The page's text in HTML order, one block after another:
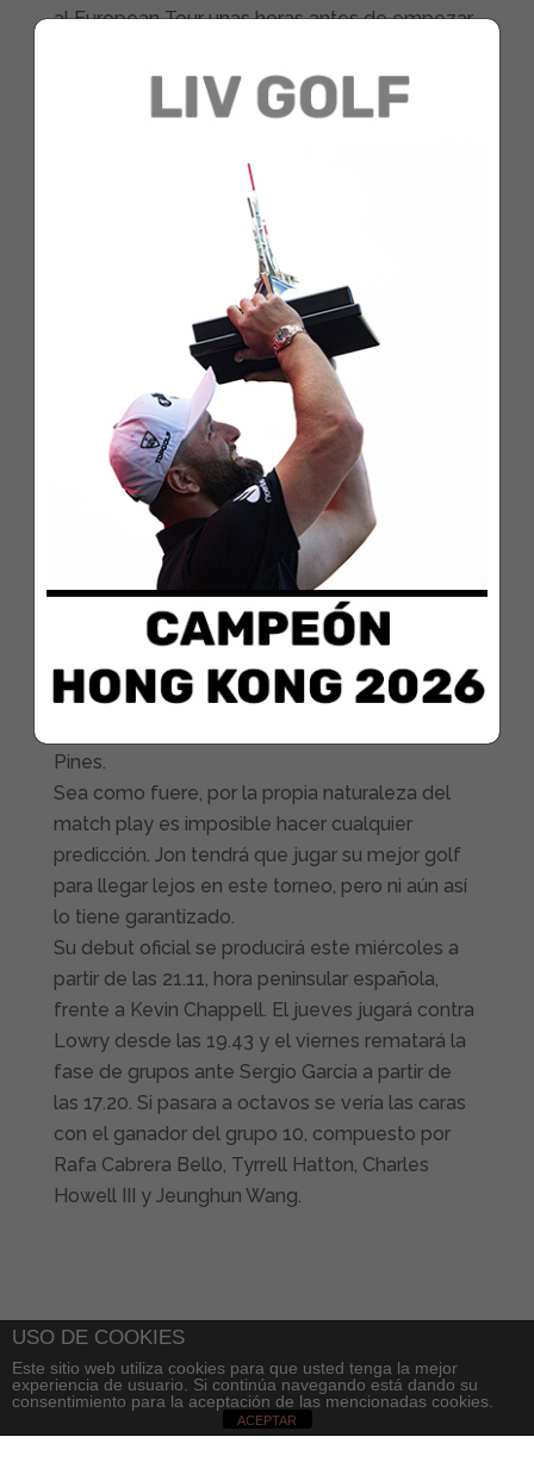
al European Tour unas horas antes de empezar
demostrado en mucha ocasiones a lo largo de
su carrera amateur que se le da realmente bien.
Country Club de Texas y tiene un formato
peculiar. Hace tres años se cambió el tradicional
enfrentamiento directo al estilo de la Copa del
Rey de fútbol para implantar un sistema más
parecido a la Liga de Campeones. Es decir, el
torneo tiene una fase previa de grupos y
después es eliminatoria directa desde octavos
de final hasta levantar el título. Sólo pasa a
octavos el primero de cada grupo.
Rahm ha quedado encuadrado en el grupo
séptimo, junto a Sergio García, Shane Lowry y
Kevin Chappell. Se trata de un cuarteto muy
duro, con experiencia, calidad y buenos
resultados en el match play. La empresa de
pasar a octavos se antoja dura, aunque nada
que vaya a intimidar a Jon a estas alturas del
camino. Al fin y al cabo, el único que ha ganado
este año en el PGA Tour de los cuatro es el
Pines.
Sea como fuere, por la propia naturaleza del
match play es imposible hacer cualquier
predicción. Jon tendrá que jugar su mejor golf
para llegar lejos en este torneo, pero ni aún así
lo tiene garantizado.
Su debut oficial se producirá este miércoles a
partir de las 21.11, hora peninsular española,
frente a Kevin Chappell. El jueves jugará contra
Lowry desde las 19.43 y el viernes rematará la
fase de grupos ante Sergio García a partir de
las 17.20. Si pasara a octavos se vería las caras
con el ganador del grupo 10, compuesto por
Rafa Cabrera Bello, Tyrrell Hatton, Charles
Howell III y Jeunghun Wang.
USO DE COOKIES
Este sitio web utiliza cookies para que usted tenga la mejor
experiencia de usuario. Si continúa navegando está dando su
consentimiento para la aceptación de las mencionadas cookies.
ACEPTAR